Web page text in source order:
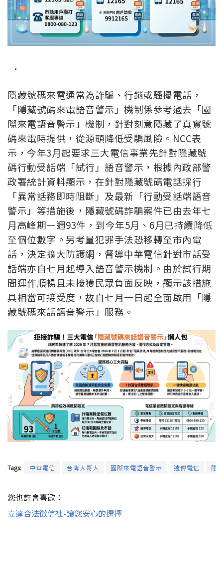
‘
隱藏號碼來電通常為詐騙、行銷或騷擾電話，
「隱藏號碼來電語音警示」機制係參考過去「國
際來電語音警示」機制，針對刻意隱藏了真實號
碼來電時提供，從源頭降低受騙風險。NCC表
示，今年3月起要求三大電信事業先針對隱藏號
碼行動受話端「試行」語音警示，根據內政部警
政署統計資料顯示，在針對隱藏號碼電話採行
「異常話務即時阻斷」及最新「行動受話端語音
警示」等措施後，隱藏號碼詐騙案件已由去年七
月高峰期一週93件，到今年5月、6月已持續降低
至個位數字。另考量犯罪手法恐移轉至市內電
話，決定擴大防護網，督導中華電信針對市話受
話端亦自七月起導入語音警示機制。由於試行期
間運作順暢且未接獲民眾負面反映，顯示該措施
具相當可接受度，故自七月一日起全面啟用「隱
藏號碼來話語音警示」服務。
Tags: 中華電信 台灣大哥大 國際來電語音警示 遠傳電信 隱
您也許會喜歡：
立達合法徵信社-讓您安心的選擇